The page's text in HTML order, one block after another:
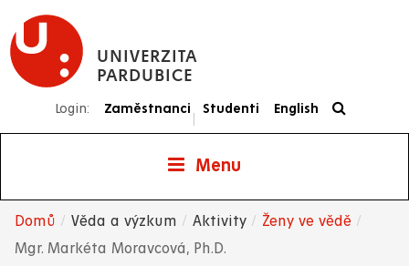
Přejít
hlavnímu
UNIVERZITA
PARDUBICE
Login: Zaměstnanci
|
Studenti English
Menu
Drobečková
Domů Věda a výzkum Aktivity
Ženy ve vědě
Mgr. Markéta Moravcová, Ph.D.